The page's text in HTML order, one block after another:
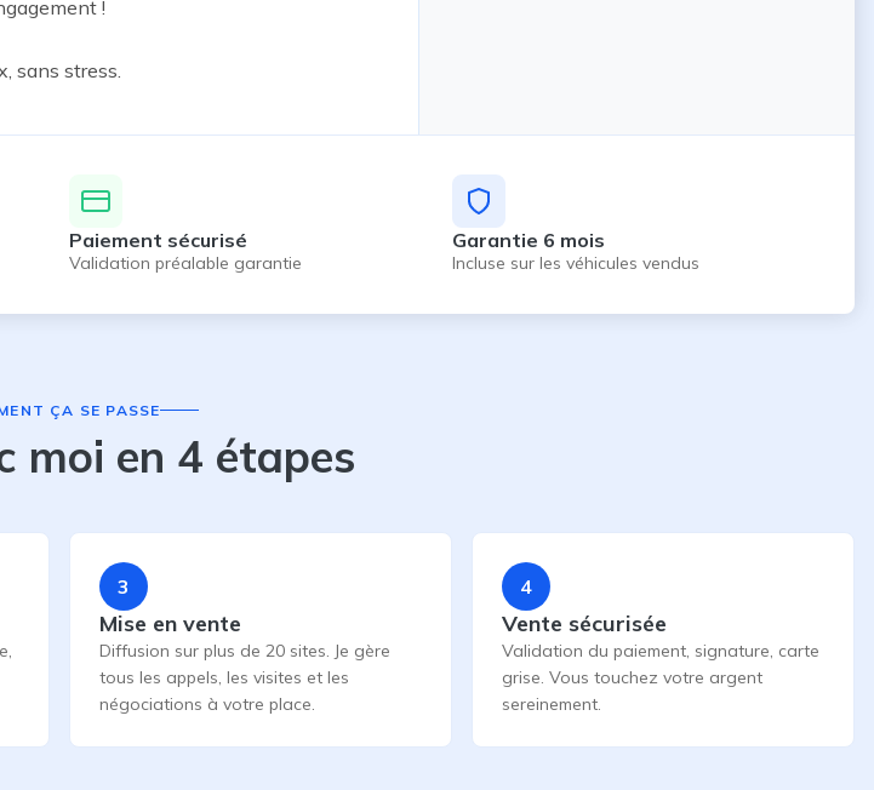
!
sans stress.
Paiement sécurisé
Validation préalable garantie
Garantie 6 mois
Incluse sur les véhicules vendus
ÇA SE PASSE
moi en 4 étapes
3
Mise en vente
Diffusion sur plus de 20 sites. Je gère
tous les appels, les visites et les
négociations à votre place.
4
Vente sécurisée
Validation du paiement, signature, carte
grise. Vous touchez votre argent
sereinement.